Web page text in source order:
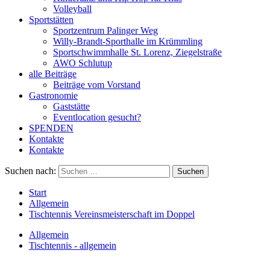
Volleyball
Sportstätten
Sportzentrum Palinger Weg
Willy-Brandt-Sporthalle im Krümmling
Sportschwimmhalle St. Lorenz, Ziegelstraße
AWO Schlutup
alle Beiträge
Beiträge vom Vorstand
Gastronomie
Gaststätte
Eventlocation gesucht?
SPENDEN
Kontakte
Kontakte
Suchen nach:
Start
Allgemein
Tischtennis Vereinsmeisterschaft im Doppel
Allgemein
Tischtennis - allgemein